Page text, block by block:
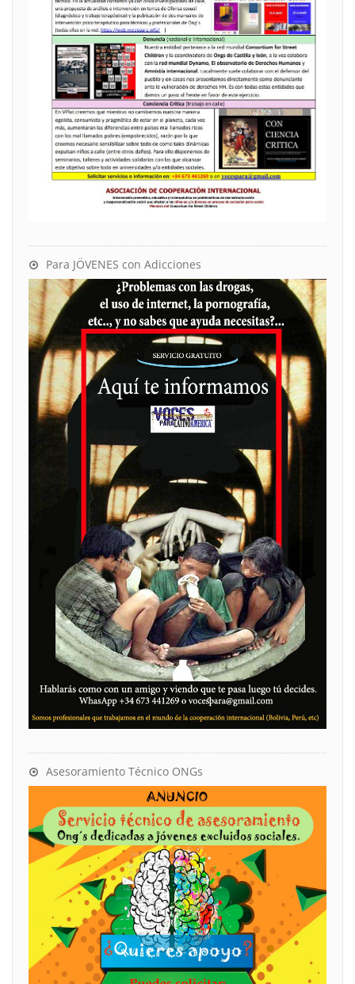
Para JÖVENES con Adicciones
Asesoramiento Técnico ONGs